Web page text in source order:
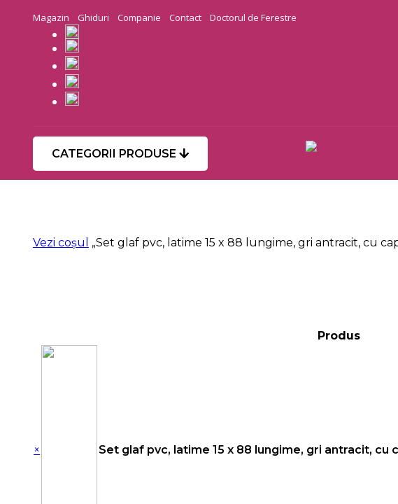
Magazin Ghiduri Companie Contact Doctorul de Ferestre
CATEGORII PRODUSE
Vezi coșul „Set glaf pvc, latime 15 x 88 lungime, gri antracit, cu
Produs
× Set glaf pvc, latime 15 x 88 lungime, gri antracit,